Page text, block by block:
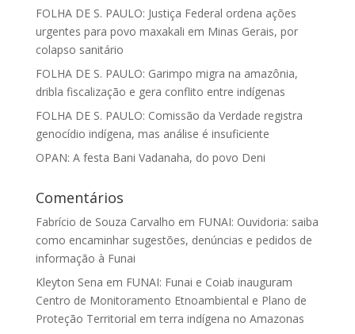
FOLHA DE S. PAULO: Justiça Federal ordena ações
urgentes para povo maxakali em Minas Gerais, por
colapso sanitário
FOLHA DE S. PAULO: Garimpo migra na amazônia,
dribla fiscalização e gera conflito entre indígenas
FOLHA DE S. PAULO: Comissão da Verdade registra
genocídio indígena, mas análise é insuficiente
OPAN: A festa Bani Vadanaha, do povo Deni
Comentários
Fabrício de Souza Carvalho em FUNAI: Ouvidoria: saiba
como encaminhar sugestões, denúncias e pedidos de
informação à Funai
Kleyton Sena em FUNAI: Funai e Coiab inauguram
Centro de Monitoramento Etnoambiental e Plano de
Proteção Territorial em terra indígena no Amazonas